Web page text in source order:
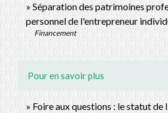
Séparation des patrimoines
personnel de l'entrepreneur
Financement
Pour en savoir plus
Foire aux questions : le statut de